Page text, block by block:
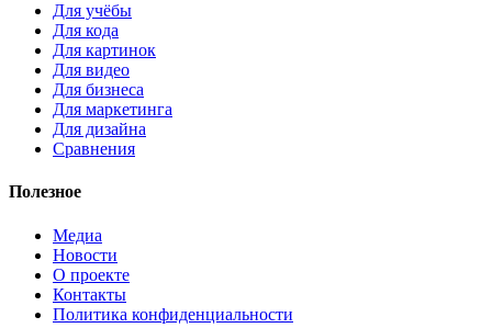
Для учёбы
Для кода
Для картинок
Для видео
Для бизнеса
Для маркетинга
Для дизайна
Сравнения
Полезное
Медиа
Новости
О проекте
Контакты
Политика конфиденциальности